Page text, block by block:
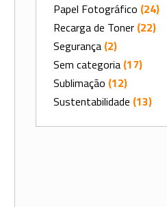
Papel Fotográfico (24)
Recarga de Toner (22)
Segurança (2)
Sem categoria (17)
Sublimação (12)
Sustentabilidade (13)